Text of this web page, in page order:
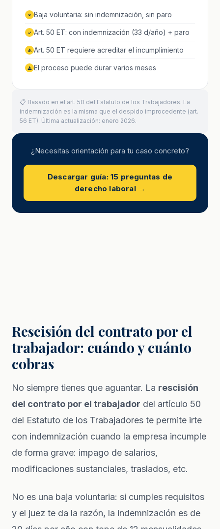
✗ Baja voluntaria: sin indemnización, sin paro
✓ Art. 50 ET: con indemnización (33 d/año) + paro
⚠️ Art. 50 ET requiere acreditar el incumplimiento
⚠️ El proceso puede durar varios meses
📋 Basado en el art. 50 del Estatuto de los Trabajadores. La
indemnización es la misma que el despido improcedente (art.
56 ET). Última actualización: enero 2026.
¿Necesitas orientación para tu caso concreto?
Descargar guía: 15 preguntas de
derecho laboral →
Rescisión del contrato por el
trabajador: cuándo y cuánto
cobras
No siempre tienes que aguantar. La rescisión
del contrato por el trabajador del artículo 50
del Estatuto de los Trabajadores te permite irte
con indemnización cuando la empresa incumple
de forma grave: impago de salarios,
modificaciones sustanciales, traslados, etc.
No es una baja voluntaria: si cumples requisitos
y el juez te da la razón, la indemnización es de